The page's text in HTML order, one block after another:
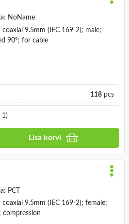
NoName
coaxial 9.5mm (IEC 169-2); male;
90°; for cable
118pcs
1)
Lisa korvi
PCT
coaxial 9.5mm (IEC 169-2); female;
compression